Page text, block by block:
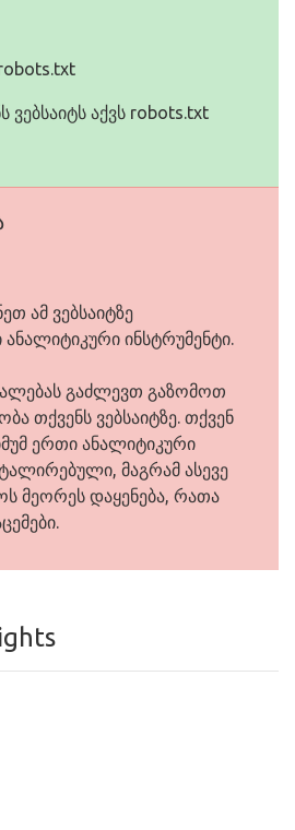
ვებსაიტს აქვს robots.txt
ამ ვებსაიტზე
ინსტრუმენტი.
გაძლევთ გაზომოთ
თქვენს ვებსაიტზე. თქვენ
ერთი ანალიტიკური
მაგრამ ასევე
მეორეს დაყენება, რათა